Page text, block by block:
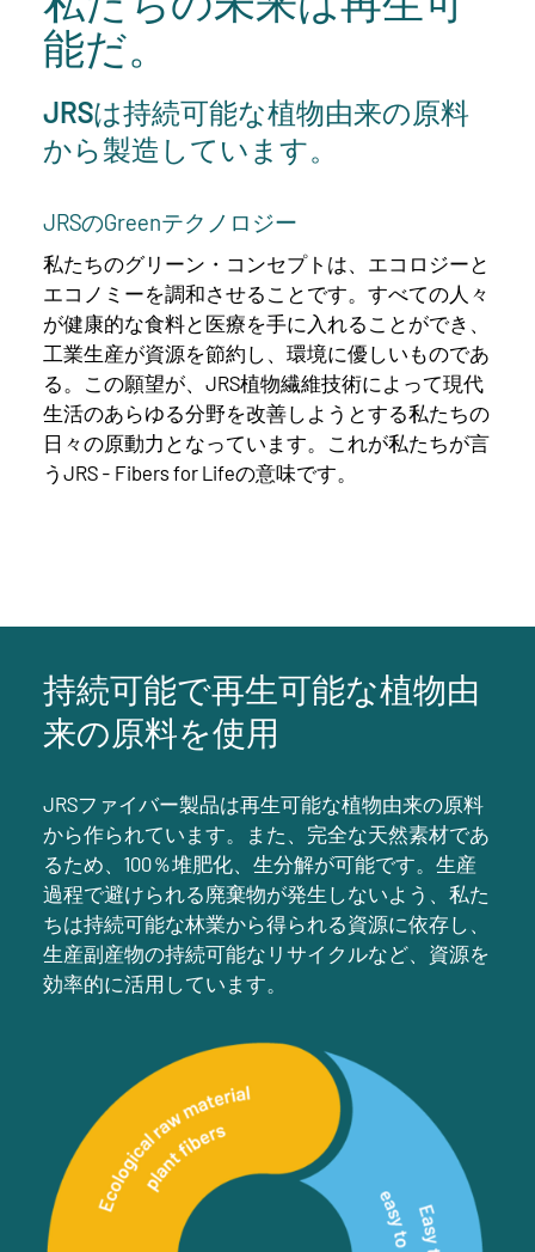
能だ。
JRSは持続可能な植物由来の原料
から製造しています。
JRSのGreenテクノロジー
私たちのグリーン・コンセプトは、エコロジーと
エコノミーを調和させることです。すべての人々
が健康的な食料と医療を手に入れることができ、
工業生産が資源を節約し、環境に優しいものであ
る。この願望が、JRS植物繊維技術によって現代
生活のあらゆる分野を改善しようとする私たちの
日々の原動力となっています。これが私たちが言
うJRS - Fibers for Lifeの意味です。
持続可能で再生可能な植物由
来の原料を使用
JRSファイバー製品は再生可能な植物由来の原料
から作られています。また、完全な天然素材であ
るため、100％堆肥化、生分解が可能です。生産
過程で避けられる廃棄物が発生しないよう、私た
ちは持続可能な林業から得られる資源に依存し、
生産副産物の持続可能なリサイクルなど、資源を
効率的に活用しています。